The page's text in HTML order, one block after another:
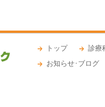
トップ 診療
お知らせ･ブログ